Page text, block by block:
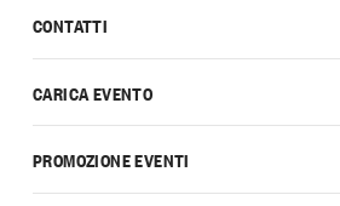
CONTATTI
CARICA EVENTO
PROMOZIONE EVENTI